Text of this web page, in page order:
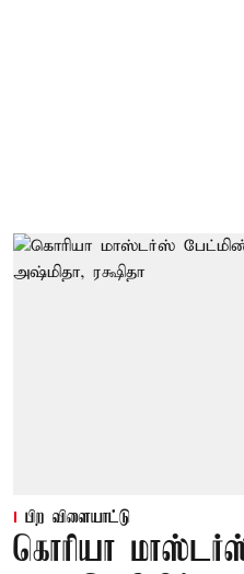
பிற விளையாட்டு
கொரியா